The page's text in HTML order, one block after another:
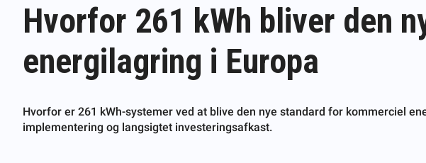
Hvorfor 261 kWh bliver den
energilagring i Europa
Hvorfor er 261 kWh-systemer ved at blive den nye standard for kommerciel
implementering og langsigtet investeringsafkast.